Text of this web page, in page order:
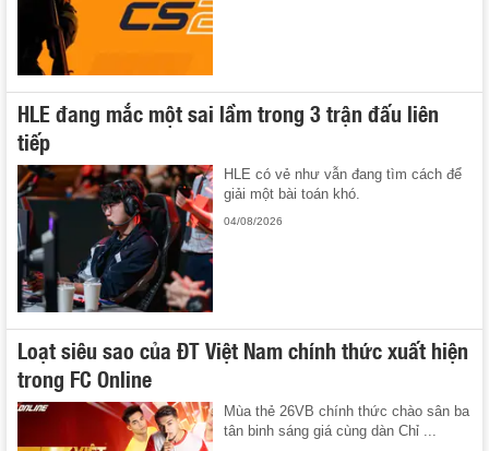
HLE đang mắc một sai lầm trong 3 trận đấu liên
tiếp
HLE có vẻ như vẫn đang tìm cách để
giải một bài toán khó.
04/08/2026
Loạt siêu sao của ĐT Việt Nam chính thức xuất hiện
trong FC Online
Mùa thẻ 26VB chính thức chào sân ba
tân binh sáng giá cùng dàn Chỉ ...